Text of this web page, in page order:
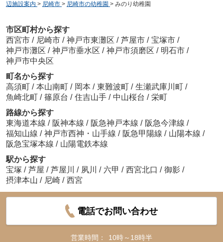
辺施設案内 > 尼崎市 > 尼崎市の幼稚園 > みのり幼稚園
市区町村から探す
西宮市 / 尼崎市 / 神戸市東灘区 / 芦屋市 / 宝塚市 /
神戸市灘区 / 神戸市垂水区 / 神戸市須磨区 / 明石市 /
神戸市中央区
町名から探す
高須町 / 本山南町 / 岡本 / 東難波町 / 生瀬武庫川町 /
魚崎北町 / 篠原台 / 住吉山手 / 中山桜台 / 栄町
路線から探す
東海道本線 / 阪神本線 / 阪急神戸本線 / 阪急今津線 /
福知山線 / 神戸市西神・山手線 / 阪急甲陽線 / 山陽本線 /
阪急宝塚本線 / 山陽電鉄本線
駅から探す
宝塚 / 芦屋 / 芦屋川 / 夙川 / 六甲 / 西宮北口 / 御影 /
摂津本山 / 尼崎 / 西宮
電話でお問い合わせ
営業時間：
10時～18時半